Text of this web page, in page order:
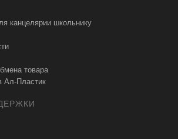
канцелярии школьнику
товара
Ал-Пластик